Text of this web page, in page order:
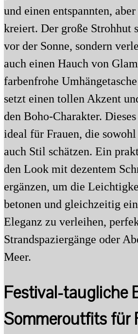
und einen entspannten,
kreiert. Der große Strohhut
vor der Sonne, sondern
auch einen Hauch von
farbenfrohe
setzt einen tollen Akzent
den Boho-Charakter.
ideal für Frauen, die
auch Stil schätzen. Ein
den Look mit dezentem
ergänzen, um die
betonen und gleichzeitig
Eleganz zu verleihen,
Strandspaziergänge oder
Meer.
Festival-taugliche
Sommeroutfits für